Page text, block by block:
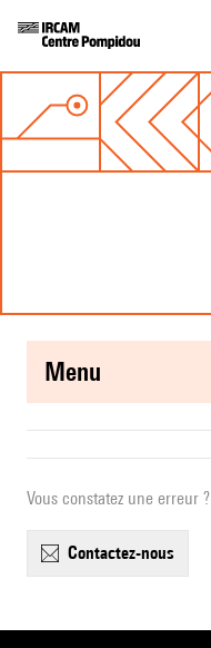
menu
Vous constatez une erreur ?
contactez-nous